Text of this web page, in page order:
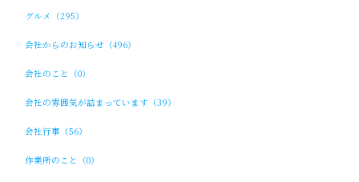
グルメ（295）
会社からのお知らせ（496）
会社のこと（0）
会社の雰囲気が詰まっています（39）
会社行事（56）
作業所のこと（0）